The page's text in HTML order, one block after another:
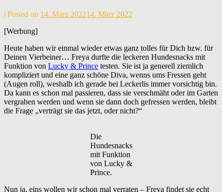
by
Maier
| Posted on 14. März 202214. März 2022
[Werbung]
Heute haben wir einmal wieder etwas ganz tolles für Dich bzw. für
Deinen Vierbeiner… Freya durfte die leckeren Hundesnacks mit
Funktion von Lucky & Prince testen. Sie ist ja generell ziemlich
kompliziert und eine ganz schöne Diva, wenns ums Fressen geht
(Augen roll), weshalb ich gerade bei Leckerlis immer vorsichtig bin.
Da kann es schon mal passieren, dass sie verschmäht oder im Garten
vergraben werden und wenn sie dann doch gefressen werden, bleibt
die Frage „verträgt sie das jetzt, oder nicht?“
Die
Hundesnacks
mit Funktion
von Lucky &
Prince.
Nun ja, eins wollen wir schon mal verraten – Freya findet sie echt